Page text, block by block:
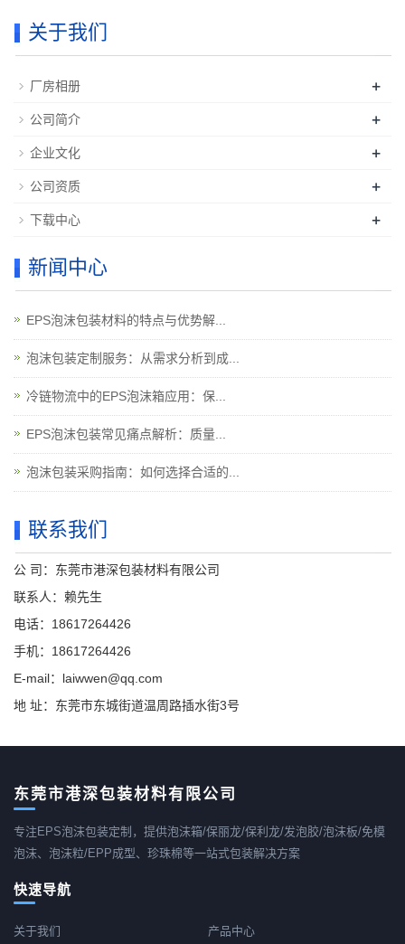
关于我们
厂房相册 +
公司简介 +
企业文化 +
公司资质 +
下载中心 +
新闻中心
EPS泡沫包装材料的特点与优势解...
泡沫包装定制服务：从需求分析到成...
冷链物流中的EPS泡沫箱应用：保...
EPS泡沫包装常见痛点解析：质量...
泡沫包装采购指南：如何选择合适的...
联系我们
公 司：东莞市港深包装材料有限公司
联系人：赖先生
电话：18617264426
手机：18617264426
E-mail：laiwwen@qq.com
地 址：东莞市东城街道温周路插水街3号
东莞市港深包装材料有限公司
专注EPS泡沫包装定制，提供泡沫箱/保丽龙/保利龙/发泡胶/泡沫板/免模
泡沫、泡沫粒/EPP成型、珍珠棉等一站式包装解决方案
快速导航
关于我们 产品中心